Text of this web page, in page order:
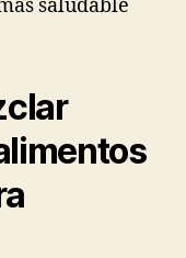
saludable